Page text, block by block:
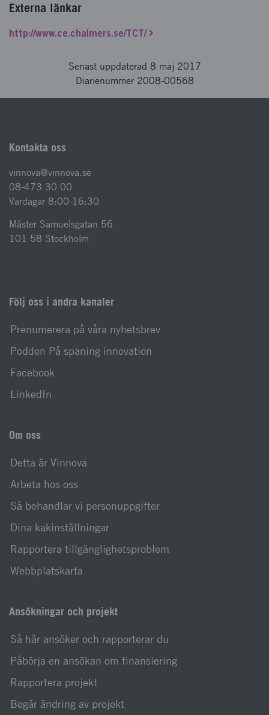
Externa länkar
http://www.ce.chalmers.se/TCT/
Senast uppdaterad 8 maj 2017
Diarienummer 2008-00568
Kontakta oss
vinnova@vinnova.se
08-473 30 00
Vardagar 8:00-16:30
Mäster Samuelsgatan 56
101 58 Stockholm
Följ oss i andra kanaler
Prenumerera på våra nyhetsbrev
Podden På spaning innovation
Facebook
LinkedIn
Om oss
Detta är Vinnova
Arbeta hos oss
Så behandlar vi personuppgifter
Dina kakinställningar
Rapportera tillgänglighetsproblem
Webbplatskarta
Ansökningar och projekt
Så här ansöker och rapporterar du
Påbörja en ansökan om finansiering
Rapportera projekt
Begär ändring av projekt